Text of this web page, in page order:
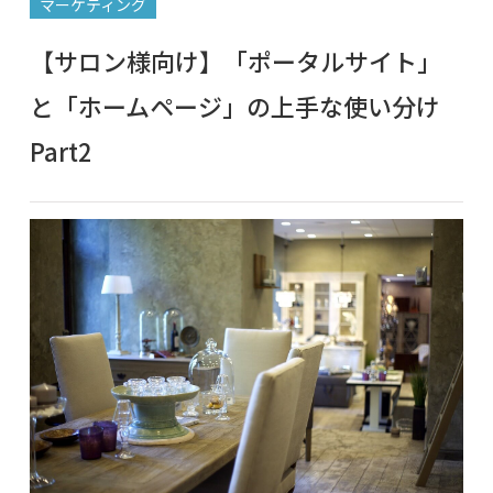
マーケティング
【サロン様向け】「ポータルサイト」
と「ホームページ」の上手な使い分け
Part2